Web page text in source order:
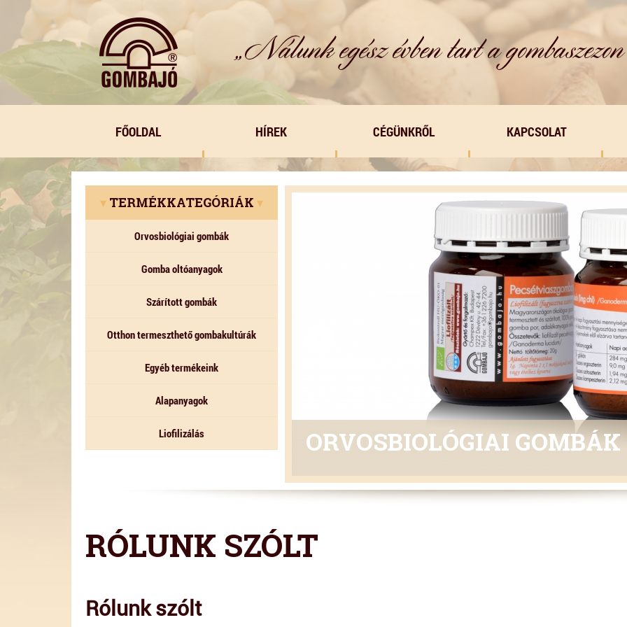
FŐOLDAL HÍREK CÉGÜNKRŐL KAPCSOLAT
▾ TERMÉKKATEGÓRIÁK ▾
Orvosbiológiai gombák
Gomba oltóanyagok
Szárított gombák
Otthon termeszthető gombakultúrák
Egyéb termékeink
Alapanyagok
Liofilizálás ORVOSBIOLÓGIAI GOMBÁK
RÓLUNK SZÓLT
Rólunk szólt